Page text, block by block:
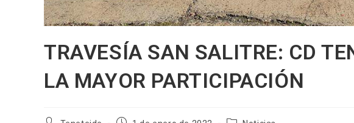
TRAVESÍA SAN SALITRE: CD
LA MAYOR PARTICIPACIÓN